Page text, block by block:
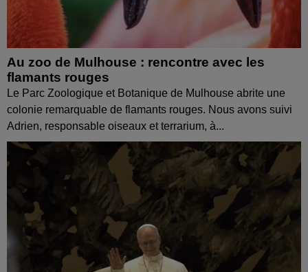
Au zoo de Mulhouse : rencontre avec les
flamants rouges
Le Parc Zoologique et Botanique de Mulhouse abrite une
colonie remarquable de flamants rouges. Nous avons suivi
Adrien, responsable oiseaux et terrarium, à...